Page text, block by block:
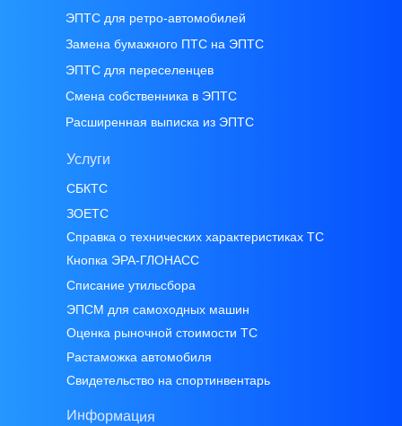
Информация
Услуги
СБКТС
ЗОЕТС
Справка о технических характеристиках ТС
Кнопка ЭРА-ГЛОНАСС
Списание утильсбора
ЭПСМ для самоходных машин
Оценка рыночной стоимости ТС
Растаможка автомобиля
Свидетельство на спортинвентарь
ЭПТС для ретро-автомобилей
Замена бумажного ПТС на ЭПТС
ЭПТС для переселенцев
Смена собственника в ЭПТС
Расширенная выписка из ЭПТС